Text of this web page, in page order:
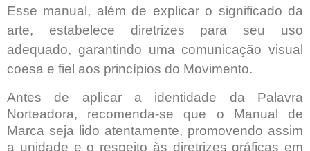
Esse manual, além de explicar o significado da
arte, estabelece diretrizes para seu uso
adequado, garantindo uma comunicação visual
coesa e fiel aos princípios do Movimento.
Antes de aplicar a identidade da Palavra
Norteadora, recomenda-se que o Manual de
Marca seja lido atentamente, promovendo assim
a unidade e o respeito às diretrizes gráficas em